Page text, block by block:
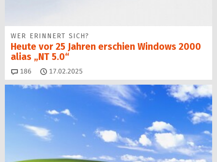
WER ERINNERT SICH?
Heute vor 25 Jahren erschien Windows 2000
alias „NT 5.0“
186 Kommentare
17.02.2025